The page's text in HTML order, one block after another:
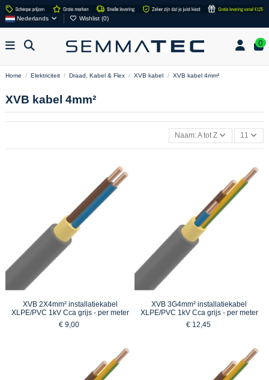
Nederlands Wishlist (0)
0
Home Elektriciteit Draad, Kabel & Flex XVB kabel XVB kabel 4mm²
XVB kabel 4mm²
Naam: A tot Z 11
XVB 2X4mm² installatiekabel
XLPE/PVC 1kV Cca grijs - per meter
€ 9,00
XVB 3G4mm² installatiekabel
XLPE/PVC 1kV Cca grijs - per meter
€ 12,45